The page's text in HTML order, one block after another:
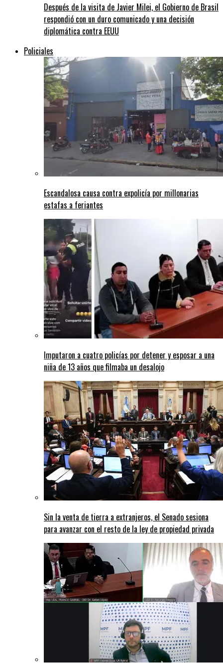
Después de la visita de Javier Milei, el Gobierno de Brasil
respondió con un duro comunicado y una decisión
diplomática contra EEUU
Policiales
Escandalosa causa contra expolicía por millonarias
estafas a feriantes
Imputaron a cuatro policías por detener y esposar a una
niña de 13 años que filmaba un desalojo
Sin la venta de tierra a extranjeros, el Senado sesiona
para avanzar con el resto de la ley de propiedad privada